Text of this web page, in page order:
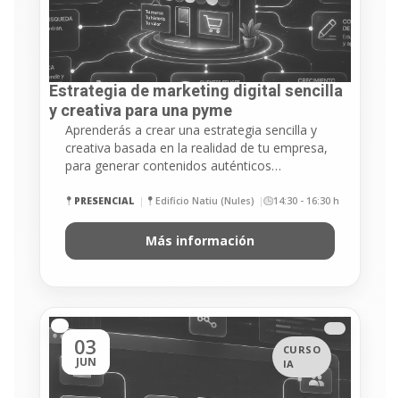
Estrategia de marketing digital sencilla
y creativa para una pyme
Aprenderás a crear una estrategia sencilla y
creativa basada en la realidad de tu empresa,
para generar contenidos auténticos…
PRESENCIAL Edificio Natiu (Nules) 14:30 - 16:30 h
Más información
03
JUN
CURSO
IA